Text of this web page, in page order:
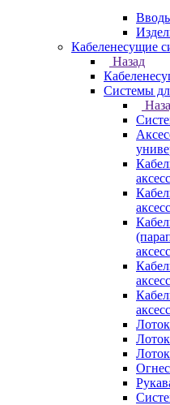
Кабеленесущие
Назад
Системы